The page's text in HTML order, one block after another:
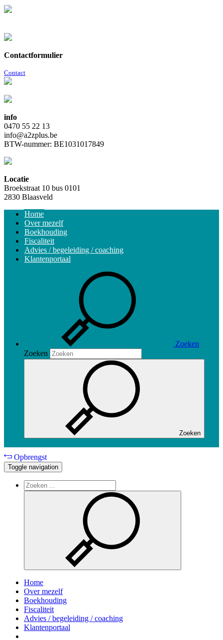
Contactformulier
Contact
info
0470 55 22 13
info@a2zplus.be
BTW-nummer: BE1031017849
Locatie
Broekstraat 10 bus 0101
2830 Blaasveld
Home
Over mezelf
Boekhouding
Fiscaliteit
Advies / begeleiding / coaching
Klantenportaal
Zoeken
Zoeken
Zoeken
Opbrengst
Toggle navigation
Home
Over mezelf
Boekhouding
Fiscaliteit
Advies / begeleiding / coaching
Klantenportaal